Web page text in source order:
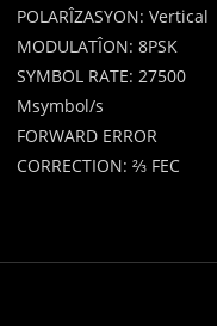
POLARÎZASYON: Vertical
MODULATÎON: 8PSK
SYMBOL RATE: 27500
Msymbol/s
FORWARD ERROR
CORRECTION: ⅔ FEC